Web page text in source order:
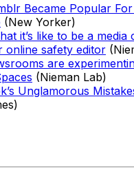
Became Popular
(New Yorker)
it’s like to be a media
online safety editor
are
(Nieman Lab)
Unglamorous